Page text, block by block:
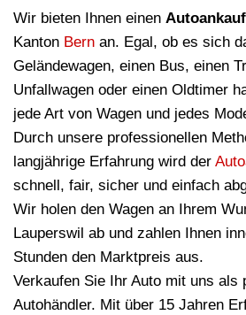
Wir bieten Ihnen einen
Kanton Bern an. Egal, ob es sich
Geländewagen, einen Bus, einen
Unfallwagen oder einen Oldtimer
jede Art von Wagen und jedes
Durch unsere professionellen
langjährige Erfahrung wird der
schnell, fair, sicher und einfach
Wir holen den Wagen an Ihrem
Lauperswil ab und zahlen Ihnen
Stunden den Marktpreis aus.
Verkaufen Sie Ihr Auto mit uns als
Autohändler. Mit über 15 Jahren